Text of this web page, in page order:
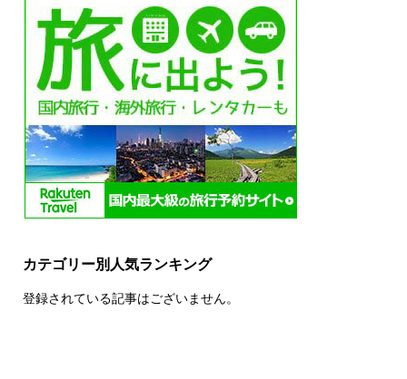
カテゴリー別人気ランキング
登録されている記事はございません。